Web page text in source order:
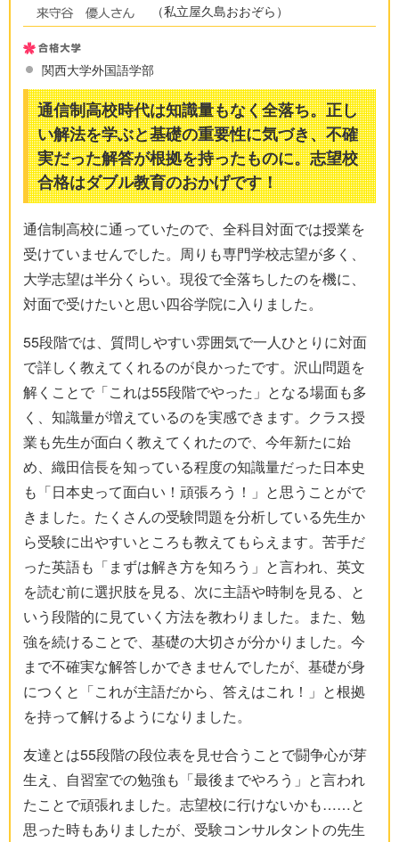
（私立屋久島おおぞら）
関西大学外国語学部
通信制高校時代は知識量もなく全落ち。正し
い解法を学ぶと基礎の重要性に気づき、不確
実だった解答が根拠を持ったものに。志望校
合格はダブル教育のおかげです！
通信制高校に通っていたので、全科目対面では授業を
受けていませんでした。周りも専門学校志望が多く、
大学志望は半分くらい。現役で全落ちしたのを機に、
対面で受けたいと思い四谷学院に入りました。
55段階では、質問しやすい雰囲気で一人ひとりに対面
で詳しく教えてくれるのが良かったです。沢山問題を
解くことで「これは55段階でやった」となる場面も多
く、知識量が増えているのを実感できます。クラス授
業も先生が面白く教えてくれたので、今年新たに始
め、織田信長を知っている程度の知識量だった日本史
も「日本史って面白い！頑張ろう！」と思うことがで
きました。たくさんの受験問題を分析している先生か
ら受験に出やすいところも教えてもらえます。苦手だ
った英語も「まずは解き方を知ろう」と言われ、英文
を読む前に選択肢を見る、次に主語や時制を見る、と
いう段階的に見ていく方法を教わりました。また、勉
強を続けることで、基礎の大切さが分かりました。今
まで不確実な解答しかできませんでしたが、基礎が身
につくと「これが主語だから、答えはこれ！」と根拠
を持って解けるようになりました。
友達とは55段階の段位表を見せ合うことで闘争心が芽
生え、自習室での勉強も「最後までやろう」と言われ
たことで頑張れました。志望校に行けないかも……と
思った時もありましたが、受験コンサルタントの先生